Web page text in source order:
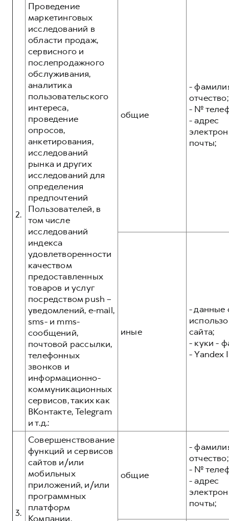
2.
Проведение
маркетинговых
исследований в
области продаж,
сервисного и
послепродажного
обслуживания,
аналитика
пользовательского
интереса,
проведение
опросов,
анкетирования,
исследований
рынка и других
исследований для
определения
предпочтений
Пользователей, в
том числе
исследований
индекса
удовлетворенности
качеством
предоставленных
товаров и услуг
посредством push –
уведомлений, e-mail,
sms- и mms-
сообщений,
почтовой рассылки,
телефонных
звонков и
информационно-
коммуникационных
сервисов, таких как
ВКонтакте, Telegram
и т.д.:
общие
-
отчество;
- №
- адрес
почты;
иные
- данные
сайта;
- куки -
- Yandex
3.
Совершенствование
функций и сервисов
сайтов и/или
мобильных
приложений, и/или
программных
платформ
Компании,
общие
-
отчество;
- №
- адрес
почты;